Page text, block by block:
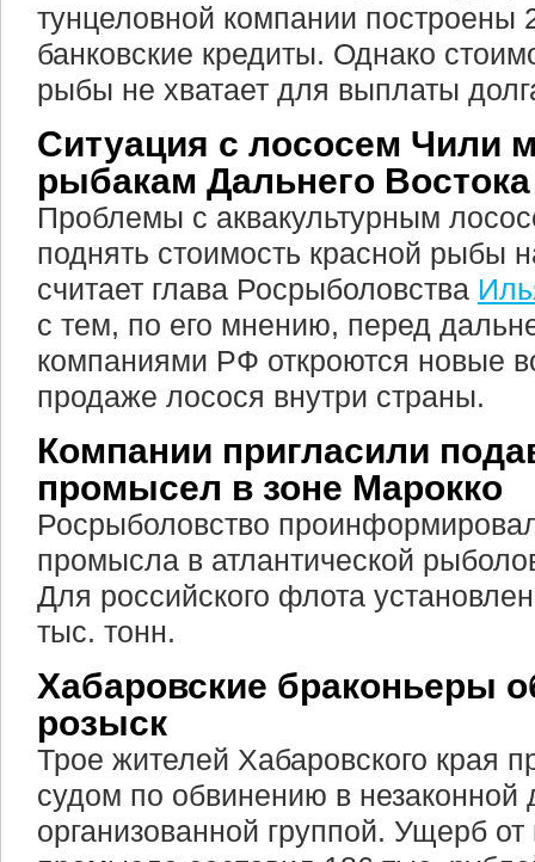
тунцеловной компании построены
банковские кредиты. Однако
рыбы не хватает для выплаты
Ситуация с лососем Чили
рыбакам Дальнего Востока
Проблемы с аквакультурным
поднять стоимость красной рыбы
считает глава Росрыболовства
с тем, по его мнению, перед
компаниями РФ откроются новые
продаже лосося внутри страны.
Компании пригласили
промысел в зоне Марокко
Росрыболовство
промысла в атлантической
Для российского флота
тыс. тонн.
Хабаровские браконьеры
розыск
Трое жителей Хабаровского края
судом по обвинению в незаконной
организованной группой. Ущерб от